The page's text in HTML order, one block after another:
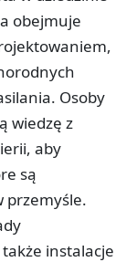
obejmuje
Osoby
wiedzę z
aby
są
przemyśle.
instalacje